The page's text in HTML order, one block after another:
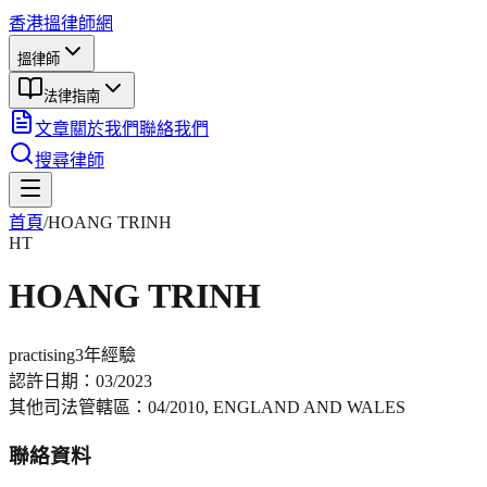
香港搵律師網
搵律師
法律指南
文章關於我們聯絡我們
搜尋律師
首頁/HOANG TRINH
HT
HOANG TRINH
practising3年經驗
認許日期： 03/2023
其他司法管轄區： 04/2010, ENGLAND AND WALES
聯絡資料